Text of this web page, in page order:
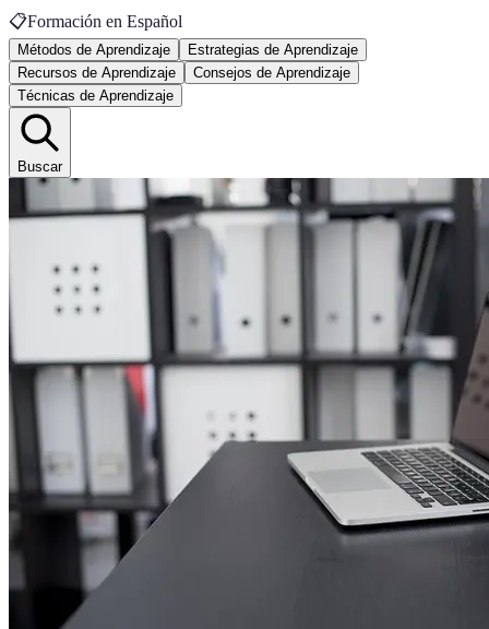
📋Formación en Español
Métodos de Aprendizaje
Estrategias de Aprendizaje
Recursos de Aprendizaje
Consejos de Aprendizaje
Técnicas de Aprendizaje
Buscar